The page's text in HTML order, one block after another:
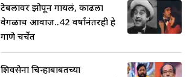
टेबलावर झोपून गायलं, काढला
वेगळाच आवाज..42 वर्षांनंतरही हे
गाणे चर्चेत
शिवसेना चिन्हाबाबतच्या